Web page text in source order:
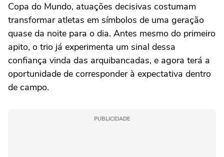
Copa do Mundo, atuações decisivas costumam
transformar atletas em símbolos de uma geração
quase da noite para o dia. Antes mesmo do primeiro
apito, o trio já experimenta um sinal dessa
confiança vinda das arquibancadas, e agora terá a
oportunidade de corresponder à expectativa dentro
de campo.
PUBLICIDADE